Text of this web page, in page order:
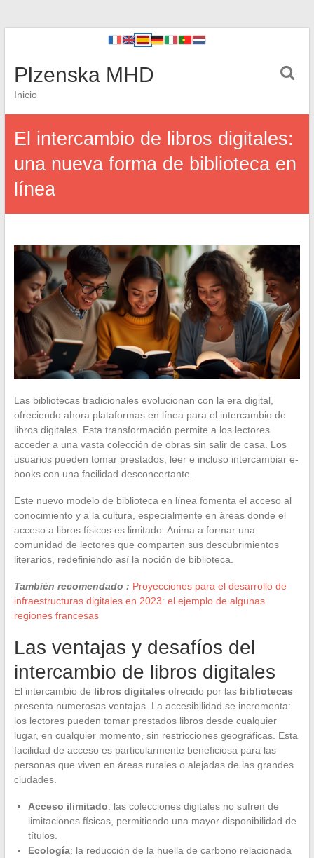
Plzenska MHD
Inicio
El intercambio de libros digitales:
una nueva forma de biblioteca en
línea
Las bibliotecas tradicionales evolucionan con la era digital,
ofreciendo ahora plataformas en línea para el intercambio de
libros digitales. Esta transformación permite a los lectores
acceder a una vasta colección de obras sin salir de casa. Los
usuarios pueden tomar prestados, leer e incluso intercambiar e-
books con una facilidad desconcertante.
Este nuevo modelo de biblioteca en línea fomenta el acceso al
conocimiento y a la cultura, especialmente en áreas donde el
acceso a libros físicos es limitado. Anima a formar una
comunidad de lectores que comparten sus descubrimientos
literarios, redefiniendo así la noción de biblioteca.
También recomendado : Proyecciones para el desarrollo de
infraestructuras digitales en 2023: el ejemplo de algunas
regiones francesas
Las ventajas y desafíos del
intercambio de libros digitales
El intercambio de libros digitales ofrecido por las bibliotecas
presenta numerosas ventajas. La accesibilidad se incrementa:
los lectores pueden tomar prestados libros desde cualquier
lugar, en cualquier momento, sin restricciones geográficas. Esta
facilidad de acceso es particularmente beneficiosa para las
personas que viven en áreas rurales o alejadas de las grandes
ciudades.
Acceso ilimitado: las colecciones digitales no sufren de
limitaciones físicas, permitiendo una mayor disponibilidad de
títulos.
Ecología: la reducción de la huella de carbono relacionada